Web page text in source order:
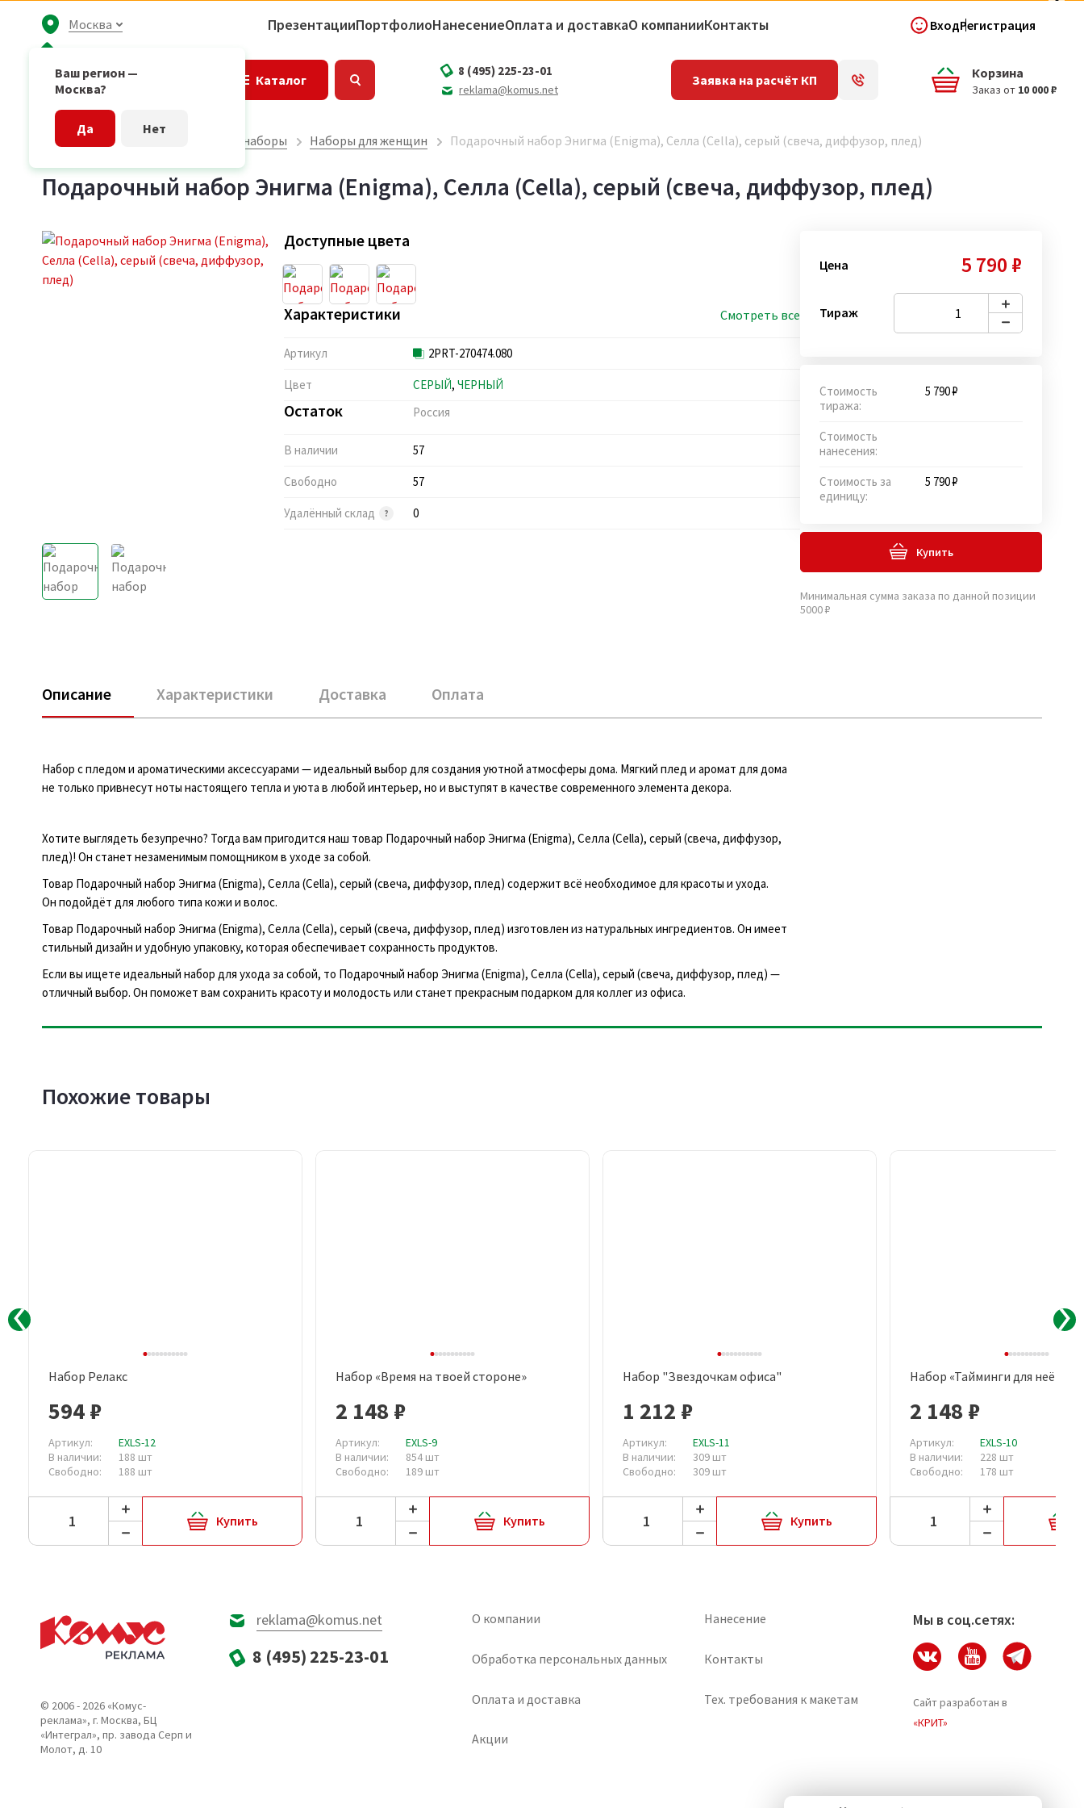
Москва
Ваш регион —
Москва?
Да Нет
ПрезентацииПортфолиоНанесениеОплата и доставкаО компанииКонтакты ВходРегистрация
Каталог Корзина
Заказ от 10 000 ₽
8 (495) 225-23-01
reklama@komus.net
Заявка на расчёт КП
Главная страница Подарочные наборы Наборы для женщин Подарочный набор Энигма (Enigma), Селла (Cella), серый (свеча, диффузор, плед)
Подарочный набор Энигма (Enigma), Селла (Cella), серый (свеча, диффузор, плед)
Доступные цвета
Характеристики Смотреть все
Артикул 2PRT-270474.080
Цвет СЕРЫЙ, ЧЕРНЫЙ
Остаток Россия
В наличии 57
Свободно 57
Удалённый склад 0
Цена 5 790 ₽
Тираж
Стоимость
тиража:
5 790 ₽
Стоимость
нанесения:
Стоимость за
единицу:
5 790 ₽
Купить
Минимальная сумма заказа по данной позиции
5000 ₽
Описание Характеристики Доставка Оплата
Набор с пледом и ароматическими аксессуарами — идеальный выбор для создания уютной атмосферы дома. Мягкий плед и аромат для дома
не только привнесут ноты настоящего тепла и уюта в любой интерьер, но и выступят в качестве современного элемента декора.
Хотите выглядеть безупречно? Тогда вам пригодится наш товар Подарочный набор Энигма (Enigma), Селла (Cella), серый (свеча, диффузор,
плед)! Он станет незаменимым помощником в уходе за собой.
Товар Подарочный набор Энигма (Enigma), Селла (Cella), серый (свеча, диффузор, плед) содержит всё необходимое для красоты и ухода.
Он подойдёт для любого типа кожи и волос.
Товар Подарочный набор Энигма (Enigma), Селла (Cella), серый (свеча, диффузор, плед) изготовлен из натуральных ингредиентов. Он имеет
стильный дизайн и удобную упаковку, которая обеспечивает сохранность продуктов.
Если вы ищете идеальный набор для ухода за собой, то Подарочный набор Энигма (Enigma), Селла (Cella), серый (свеча, диффузор, плед) —
отличный выбор. Он поможет вам сохранить красоту и молодость или станет прекрасным подарком для коллег из офиса.
Похожие товары
Быстрый просмотр
Набор Релакс
594 ₽
Артикул:
EXLS-12
В наличии:
188 шт
Свободно:
188 шт
Купить
Быстрый просмотр
Набор «Время на твоей стороне»
2 148 ₽
Артикул:
EXLS-9
В наличии:
854 шт
Свободно:
189 шт
Купить
Быстрый просмотр
Набор "Звездочкам офиса"
1 212 ₽
Артикул:
EXLS-11
В наличии:
309 шт
Свободно:
309 шт
Купить
Быстрый просмотр
Набор «Тайминги для неё»
2 148 ₽
Артикул:
EXLS-10
В наличии:
228 шт
Свободно:
178 шт
© 2006 - 2026 «Комус-
реклама», г. Москва, БЦ
«Интеграл», пр. завода Серп и
Молот, д. 10
reklama@komus.net
8 (495) 225-23-01
О компании Нанесение
Обработка персональных данных Контакты
Оплата и доставка Тех. требования к макетам
Акции
Мы в соц.сетях:
Сайт разработан в
«КРИТ»